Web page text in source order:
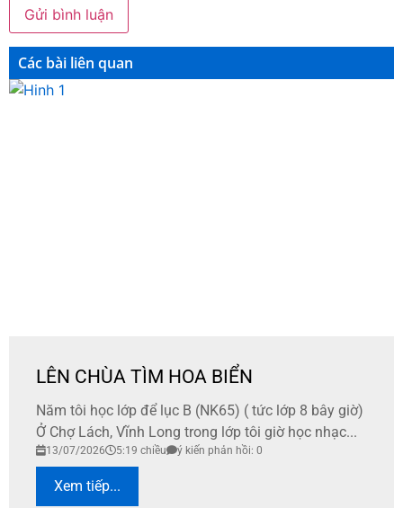
Các bài liên quan
LÊN CHÙA TÌM HOA BIỂN
Năm tôi học lớp để lục B (NK65) ( tức lớp 8 bây giờ)
Ở Chợ Lách, Vĩnh Long trong lớp tôi giờ học nhạc...
13/07/2026 5:19 chiều ý kiến phản hồi: 0
Xem tiếp...